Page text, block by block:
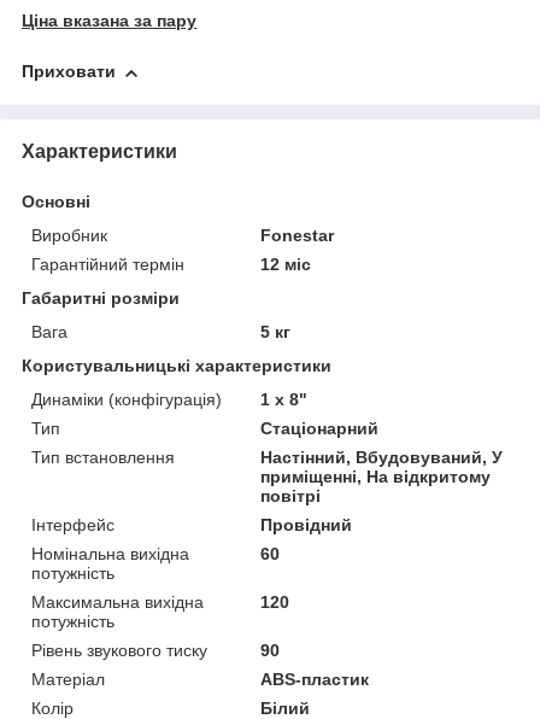
Ціна вказана за пару
Приховати
Характеристики
Основні
Виробник
Fonestar
Гарантійний термін
12 міс
Габаритні розміри
Вага
5 кг
Користувальницькі характеристики
Динаміки (конфігурація)
1 x 8"
Тип
Стаціонарний
Тип встановлення
Настінний, Вбудовуваний, У
приміщенні, На відкритому
повітрі
Інтерфейс
Провідний
Номінальна вихідна
потужність
60
Максимальна вихідна
потужність
120
Рівень звукового тиску
90
Матеріал
ABS-пластик
Колір
Білий